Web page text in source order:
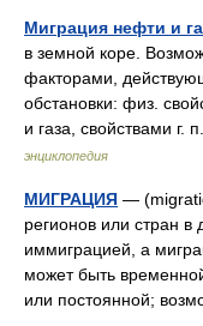
Миграция нефти и
в земной коре.
факторами,
обстановки: физ.
и газа, свойствами
энциклопедия
МИГРАЦИЯ —
регионов или стран в
иммиграцией, а
может быть
или постоянной;